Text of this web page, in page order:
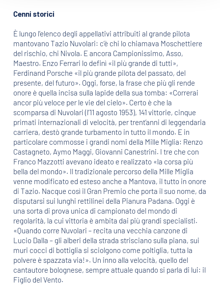
Cenni storici
È lungo l’elenco degli appellativi attribuiti al grande pilota
mantovano Tazio Nuvolari: c’è chi lo chiamava Moschettiere
del rischio, chi Nivola. E ancora Campionissimo, Asso,
Maestro. Enzo Ferrari lo definì «il più grande di tutti»,
Ferdinand Porsche «il più grande pilota del passato, del
presente, del futuro». Oggi, forse, la frase che più gli rende
onore è quella incisa sulla lapide della sua tomba: «Correrai
ancor più veloce per le vie del cielo». Certo è che la
scomparsa di Nuvolari (l’11 agosto 1953), 141 vittorie, cinque
primati internazionali di velocità, per trent’anni di leggendaria
carriera, destò grande turbamento in tutto il mondo. E in
particolare commosse i grandi nomi della Mille Miglia: Renzo
Castagneto, Aymo Maggi, Giovanni Canestrini. I tre che con
Franco Mazzotti avevano ideato e realizzato «la corsa più
bella del mondo». Il tradizionale percorso della Mille Miglia
venne modificato ed esteso anche a Mantova, il tutto in onore
di Tazio. Nacque così il Gran Premio che porta il suo nome, da
disputarsi sui lunghi rettilinei della Pianura Padana. Oggi è
una sorta di prova unica di campionato del mondo di
regolarità, la cui vittoria è ambita dai più grandi specialisti.
«Quando corre Nuvolari – recita una vecchia canzone di
Lucio Dalla – gli alberi della strada strisciano sulla piana, sui
muri cocci di bottiglia si sciolgono come poltiglia, tutta la
polvere è spazzata via!». Un inno alla velocità, quello del
cantautore bolognese, sempre attuale quando si parla di lui: il
Figlio del Vento.